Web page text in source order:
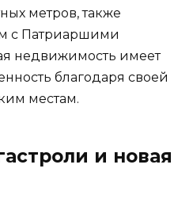
метров, также
с Патриаршими
недвижимость имеет
благодаря своей
местам.
и новая